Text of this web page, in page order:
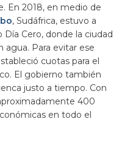
En 2018, en medio de
, Sudáfrica, estuvo a
Cero, donde la ciudad
agua. Para evitar ese
cuotas para el
El gobierno también
justo a tiempo. Con
400
en todo el